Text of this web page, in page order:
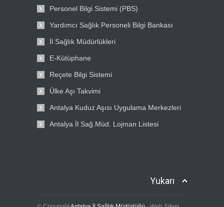
Personel Bilgi Sistemi (PBS)
Yardımcı Sağlık Personeli Bilgi Bankası
İl Sağlık Müdürlükleri
E-Kütüphane
Reçete Bilgi Sistemi
Ülke Aşı Takvimi
Antalya Kuduz Aşısı Uygulama Merkezleri
Antalya İl Sağ.Müd. Lojman Listesi
Yukarı